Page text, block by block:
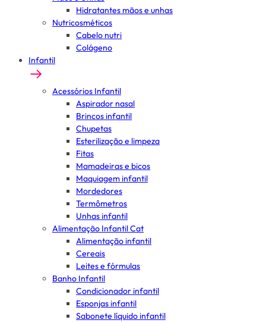
Hidratantes mãos e unhas
Nutricosméticos
Cabelo nutri
Colágeno
Infantil
Acessórios Infantil
Aspirador nasal
Brincos infantil
Chupetas
Esterilização e limpeza
Fitas
Mamadeiras e bicos
Maquiagem infantil
Mordedores
Termômetros
Unhas infantil
Alimentação Infantil Cat
Alimentação infantil
Cereais
Leites e fórmulas
Banho Infantil
Condicionador infantil
Esponjas infantil
Sabonete líquido infantil